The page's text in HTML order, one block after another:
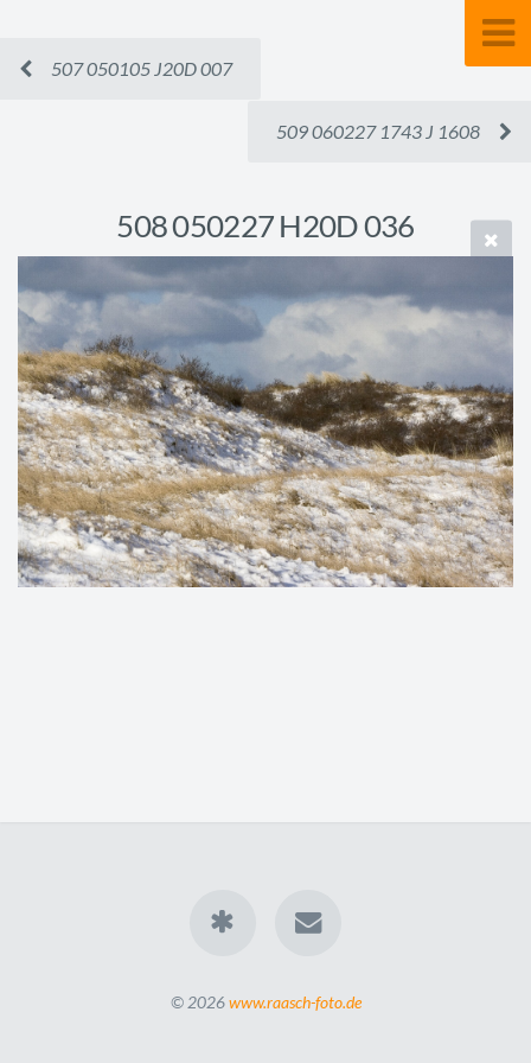
507 050105 J20D 007
509 060227 1743 J 1608
508 050227 H20D 036
© 2026www.raasch-foto.de